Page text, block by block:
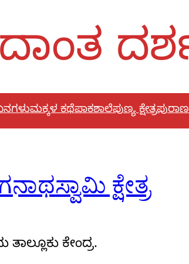
ಮಕ್ಕಳ ಕಥೆಪಾಕಶಾಲೆಪುಣ್ಯ ಕ್ಷೇತ್ರ
ಕ್ಷೇತ್ರ
ಕೇಂದ್ರ.